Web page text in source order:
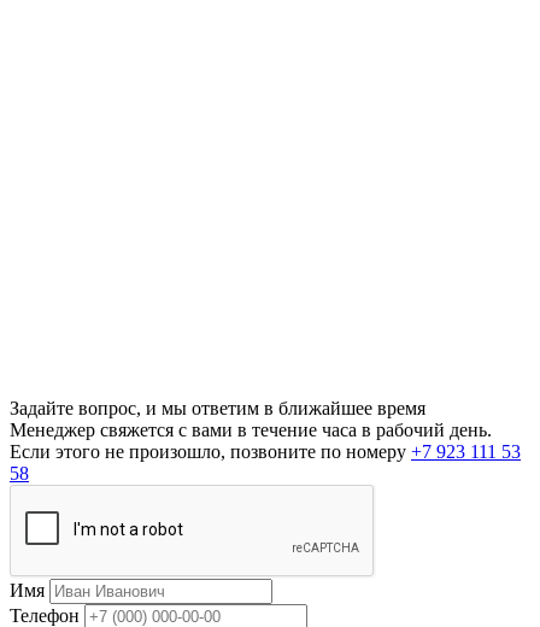
Задайте вопрос, и мы ответим в ближайшее время
Менеджер свяжется с вами в течение часа в рабочий день.
Если этого не произошло, позвоните по номеру +7 923 111 53
58
Имя
Телефон